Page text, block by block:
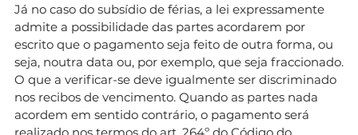
Já no caso do subsídio de férias, a lei expressamente
admite a possibilidade das partes acordarem por
escrito que o pagamento seja feito de outra forma, ou
seja, noutra data ou, por exemplo, que seja fraccionado.
O que a verificar-se deve igualmente ser discriminado
nos recibos de vencimento. Quando as partes nada
acordem em sentido contrário, o pagamento será
realizado nos termos do art. 264º do Código do